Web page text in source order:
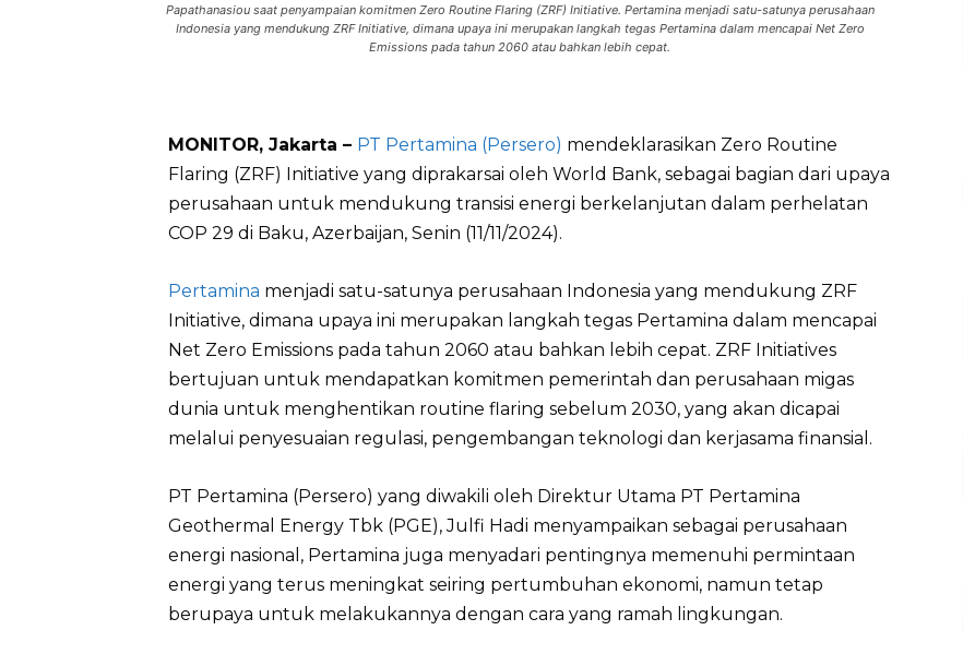
Papathanasiou saat penyampaian komitmen Zero Routine Flaring (ZRF) Initiative. Pertamina menjadi satu-satunya perusahaan
Indonesia yang mendukung ZRF Initiative, dimana upaya ini merupakan langkah tegas Pertamina dalam mencapai Net Zero
Emissions pada tahun 2060 atau bahkan lebih cepat.
MONITOR, Jakarta – PT Pertamina (Persero) mendeklarasikan Zero Routine
Flaring (ZRF) Initiative yang diprakarsai oleh World Bank, sebagai bagian dari upaya
perusahaan untuk mendukung transisi energi berkelanjutan dalam perhelatan
COP 29 di Baku, Azerbaijan, Senin (11/11/2024).
Pertamina menjadi satu-satunya perusahaan Indonesia yang mendukung ZRF
Initiative, dimana upaya ini merupakan langkah tegas Pertamina dalam mencapai
Net Zero Emissions pada tahun 2060 atau bahkan lebih cepat. ZRF Initiatives
bertujuan untuk mendapatkan komitmen pemerintah dan perusahaan migas
dunia untuk menghentikan routine flaring sebelum 2030, yang akan dicapai
melalui penyesuaian regulasi, pengembangan teknologi dan kerjasama finansial.
PT Pertamina (Persero) yang diwakili oleh Direktur Utama PT Pertamina
Geothermal Energy Tbk (PGE), Julfi Hadi menyampaikan sebagai perusahaan
energi nasional, Pertamina juga menyadari pentingnya memenuhi permintaan
energi yang terus meningkat seiring pertumbuhan ekonomi, namun tetap
berupaya untuk melakukannya dengan cara yang ramah lingkungan.